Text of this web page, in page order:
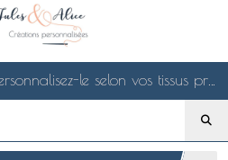
Choisissez un modèle et personnalisez-le selon vos tissus préférés de mes collections en ligne, je le confectionnerai selon vos souhaits